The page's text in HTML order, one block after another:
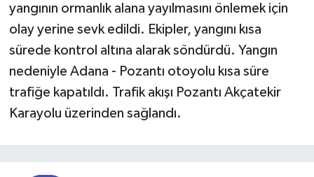
yangının ormanlık alana yayılmasını önlemek için
olay yerine sevk edildi. Ekipler, yangını kısa
sürede kontrol altına alarak söndürdü. Yangın
nedeniyle Adana - Pozantı otoyolu kısa süre
trafiğe kapatıldı. Trafik akışı Pozantı Akçatekir
Karayolu üzerinden sağlandı.